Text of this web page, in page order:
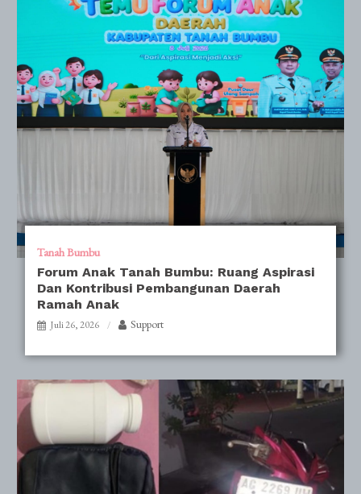
Tanah Bumbu
Forum Anak Tanah Bumbu: Ruang Aspirasi
Dan Kontribusi Pembangunan Daerah
Ramah Anak
Juli 26, 2026 Support